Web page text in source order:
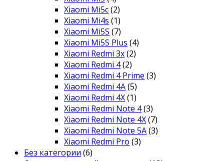
Xiaomi Mi5c(2)
Xiaomi Mi4s (1)
Xiaomi Mi5S (7)
Xiaomi Mi5S Plus (4)
Xiaomi Redmi 3x(2)
Xiaomi Redmi 4(2)
Xiaomi Redmi 4 Prime (3)
Xiaomi Redmi 4A(5)
Xiaomi Redmi 4X(1)
Xiaomi Redmi Note 4(3)
Xiaomi Redmi Note 4X(7)
Xiaomi Redmi Note 5A(3)
Xiaomi Redmi Pro (3)
Без категории (6)